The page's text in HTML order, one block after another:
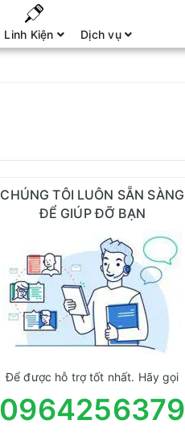
Linh Kiện Dịch vụ
CHÚNG TÔI LUÔN SẴN SÀNG
ĐỂ GIÚP ĐỠ BẠN
Để được hỗ trợ tốt nhất. Hãy gọi
0964256379